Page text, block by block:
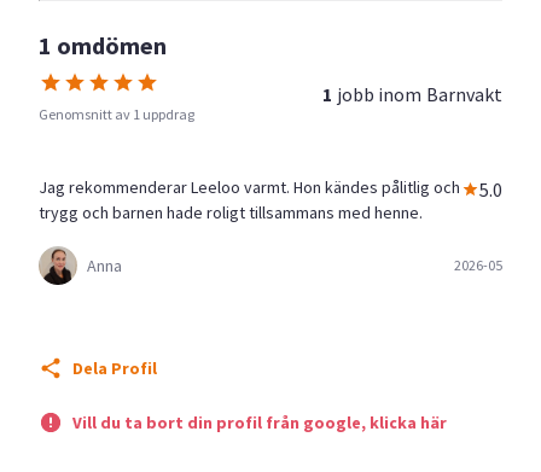
1 omdömen
Genomsnitt av 1 uppdrag
1 jobb inom Barnvakt
Jag rekommenderar Leeloo varmt. Hon kändes pålitlig och
trygg och barnen hade roligt tillsammans med henne.
5.0
Anna 2026-05
Dela Profil
Vill du ta bort din profil från google, klicka här